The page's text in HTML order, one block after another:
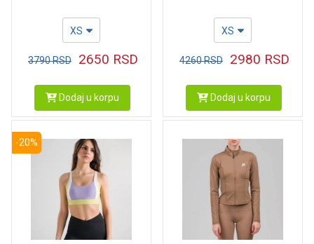
XS
3790RSD 2650 RSD
Dodaj u korpu
XS
4260RSD 2980 RSD
Dodaj u korpu
-20%